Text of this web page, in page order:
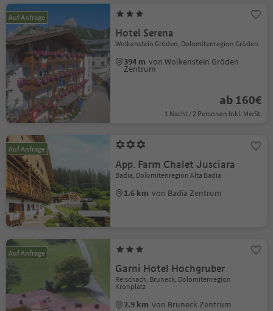
Auf Anfrage
Hotel Serena
Wolkenstein Gröden, Dolomitenregion Gröden
394 m von Wolkenstein Gröden
Zentrum
ab 160€
1 Nacht / 2 Personen Inkl. MwSt.
Auf Anfrage
App. Farm Chalet Jusciara
Badia, Dolomitenregion Alta Badia
1.6 km von Badia Zentrum
Auf Anfrage
Garni Hotel Hochgruber
Reischach, Bruneck, Dolomitenregion
Kronplatz
2.9 km von Bruneck Zentrum